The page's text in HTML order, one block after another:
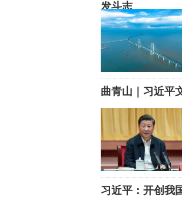
发斗志
曲青山｜习近平
习近平：开创我